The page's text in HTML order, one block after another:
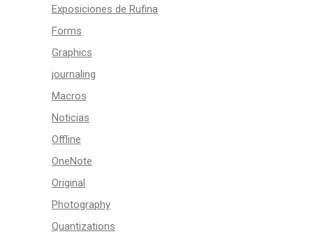
Exposiciones de Rufina
Forms
Graphics
journaling
Macros
Noticias
Offline
OneNote
Original
Photography
Quantizations